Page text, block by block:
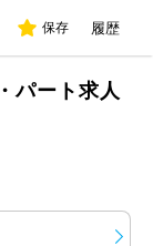
保存 履歴
パート求人